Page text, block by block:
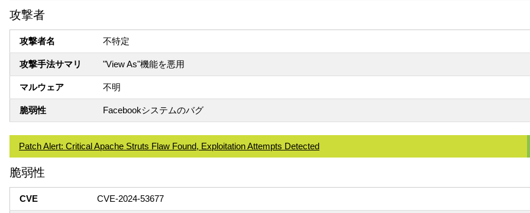
攻撃者
攻撃者名 不特定
攻撃手法サマリ "View As"機能を悪用
マルウェア 不明
脆弱性 Facebookシステムのバグ
Patch Alert: Critical Apache Struts Flaw Found, Exploitation Attempts Detected
脆弱性
CVE CVE-2024-53677